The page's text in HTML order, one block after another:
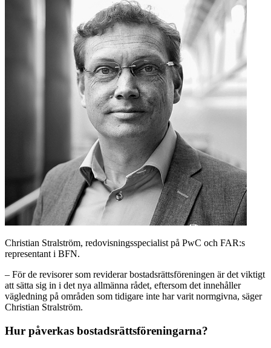
Christian Stralström, redovisningsspecialist på PwC och FAR:s
representant i BFN.
– För de revisorer som reviderar bostadsrättsföreningen är det viktigt
att sätta sig in i det nya allmänna rådet, eftersom det innehåller
vägledning på områden som tidigare inte har varit normgivna, säger
Christian Stralström.
Hur påverkas bostadsrättsföreningarna?